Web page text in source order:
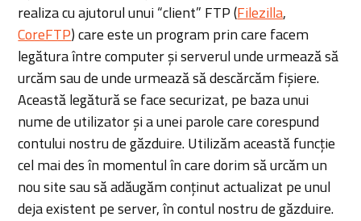
realiza cu ajutorul unui “client” FTP (Filezilla,
CoreFTP) care este un program prin care facem
legătura între computer și serverul unde urmează să
urcăm sau de unde urmează să descărcăm fișiere.
Această legătură se face securizat, pe baza unui
nume de utilizator și a unei parole care corespund
contului nostru de găzduire. Utilizăm această funcție
cel mai des în momentul în care dorim să urcăm un
nou site sau să adăugăm conținut actualizat pe unul
deja existent pe server, în contul nostru de găzduire.